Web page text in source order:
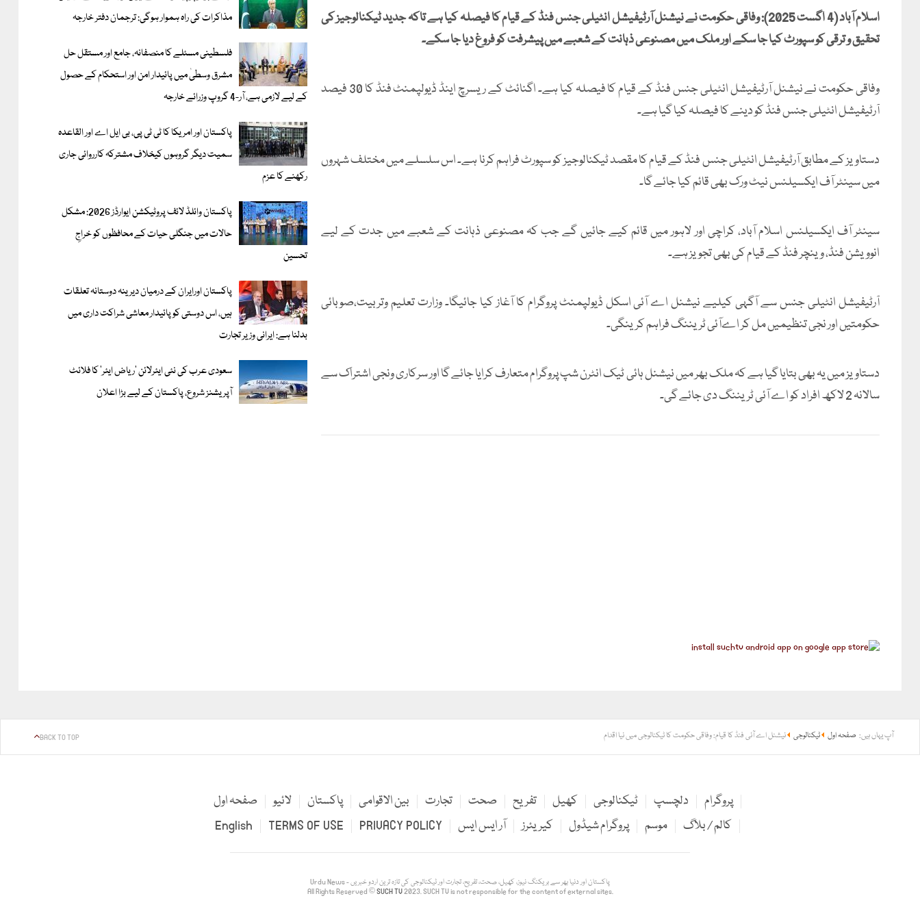
اسلام آباد (4 اگست 2025): وفاقی حکومت نے نیشنل آرٹیفیشل انٹیلی جنس فنڈ کے قیام کا فیصلہ کیا ہے تاکہ جدید ٹیکنالوجیز کی
تحقیق و ترقی کو سپورٹ کیا جا سکے اور ملک میں مصنوعی ذہانت کے شعبے میں پیشرفت کو فروغ دیا جا سکے۔
وفاقی حکومت نے نیشنل آرٹیفیشل انٹیلی جنس فنڈ کے قیام کا فیصلہ کیا ہے۔ اگنائٹ کے ریسرچ اینڈ ڈیولپمنٹ فنڈ کا 30 فیصد
آرٹیفیشل انٹیلی جنس فنڈ کو دینے کا فیصلہ کیا گیا ہے۔
دستاویز کے مطابق آرٹیفیشل انٹیلی جنس فنڈ کے قیام کا مقصد ٹیکنالوجیز کو سپورٹ فراہم کرنا ہے۔ اس سلسلے میں مختلف شہروں
میں سینٹر آف ایکسیلنس نیٹ ورک بھی قائم کیا جائے گا۔
سینٹر آف ایکسیلنس اسلام آباد، کراچی اور لاہور میں قائم کیے جائیں گے جب کہ مصنوعی ذہانت کے شعبے میں جدت کے لیے
انوویشن فنڈ، وینچر فنڈ کے قیام کی بھی تجویز ہے۔
آرٹیفیشل انٹیلی جنس سے آگہی کیلیے نیشنل اے آئی اسکل ڈیولپمنٹ پروگرام کا آغاز کیا جائیگا۔ وزارت تعلیم وتربیت،صوبائی
حکومتیں اور نجی تنظیمیں مل کر اےآئی ٹریننگ فراہم کرینگی۔
دستاویز میں یہ بھی بتایا گیا ہے کہ ملک بھر میں نیشنل ہائی ٹیک انٹرن شپ پروگرام متعارف کرایا جائے گا اور سرکاری ونجی اشتراک سے
سالانہ 2 لاکھ افراد کو اے آئی ٹریننگ دی جائے گی۔
مذاکرات کی راہ ہموار ہوگی: ترجمان دفتر خارجہ
فلسطینی مسئلے کا منصفانہ، جامع اور مستقل حل
مشرق وسطیٰ میں پائیدار امن اور استحکام کے حصول
کے لیے لازمی ہے، آر-4 گروپ وزرائے خارجہ
پاکستان اور امریکا کا ٹی ٹی پی، بی ایل اے اور القاعدہ
سمیت دیگر گروہوں کیخلاف مشترکہ کارروائی جاری
رکھنے کا عزم
پاکستان وائلڈ لائف پروٹیکشن ایوارڈز 2026: مشکل
حالات میں جنگلی حیات کے محافظوں کو خراجِ
تحسین
پاکستان اورایران کے درمیان دیرینہ دوستانہ تعلقات
ہیں، اس دوستی کوپائیدار معاشی شراکت داری میں
بدلنا ہے: ایرانی وزیر تجارت
سعودی عرب کی نئی ایئرلائن ‘ریاض ایئر’ کا فلائٹ
آپریشنز شروع، پاکستان کے لیے بڑا اعلان
آپ یہاں ہیں: صفحہ اول ٹیکنالوجی نیشنل اے آئی فنڈ کا قیام: وفاقی حکومت کا ٹیکنالوجی میں نیا اقدام BACK TO TOP
صفحہ اول لائیو پاکستان بین الاقوامی تجارت صحت تفریح کھیل ٹیکنالوجی دلچسپ
پروگرام
English
TERMS OF USE PRIVACY POLICY آر ایس ایس کیریئرز پروگرام شیڈول موسم کالم / بلاگ
Urdu News - پاکستان اور دنیا بھر سے بریکنگ نیوز، کھیل، صحت، تفریح، تجارت اور ٹیکنالوجی کی تازہ ترین اردو خبریں
All Rights Reserved ©SUCH TV2023. SUCH TV is not responsible for the content of external sites.